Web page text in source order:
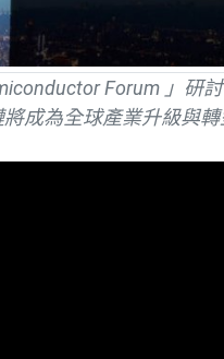
Forum 」研
成為全球產業升級與轉